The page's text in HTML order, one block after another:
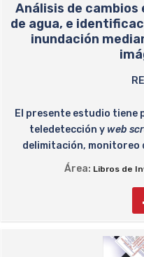
Análisis de cambios
de agua, e
inundación
El presente estudio
teledetección y web
delimitación, monitoreo
Área: Libros de